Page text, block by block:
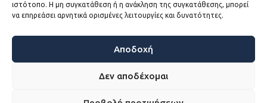
ιστότοπο. Η μη συγκατάθεση ή η ανάκληση της συγκατάθεσης, μπορεί
να επηρεάσει αρνητικά ορισμένες λειτουργίες και δυνατότητες.
Αποδοχή
Δεν αποδέχομαι
Η ΚΕΔΕ
Sitemap
Προσβασιμότητα
Όροι χρήσης